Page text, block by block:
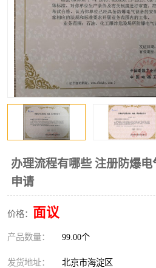
办理流程有哪些 注册防爆
申请
价格： 面议
产品数量： 99.00个
发货地址： 北京市海淀区